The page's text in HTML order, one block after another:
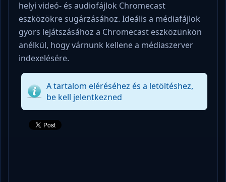
helyi videó- és audiofájlok Chromecast
eszközökre sugárzásához. Ideális a médiafájlok
gyors lejátszásához a Chromecast eszközünkön
anélkül, hogy várnunk kellene a médiaszerver
indexelésére.
A tartalom eléréséhez és a letöltéshez,
be kell jelentkezned